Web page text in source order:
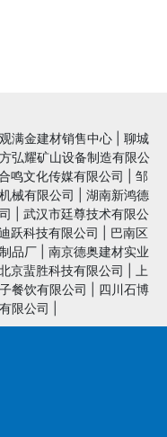
满金建材销售中心
聊城
弘耀矿山设备制造有限公
鸣文化传媒有限公司
邹
械有限公司
湖南新鸿德
武汉市廷尊技术有限公
跃科技有限公司
巴南区
品厂
南京德奥建材实业
京蜚胜科技有限公司
上
餐饮有限公司
四川石博
限公司